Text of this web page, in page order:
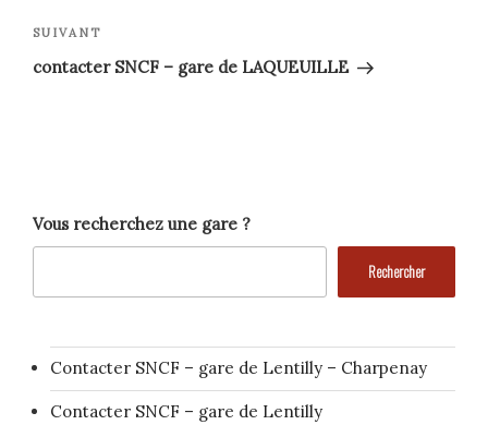
l’article
Article
suivant
SUIVANT
contacter SNCF – gare de LAQUEUILLE
Vous recherchez une gare ?
Rechercher
Contacter SNCF – gare de Lentilly – Charpenay
Contacter SNCF – gare de Lentilly